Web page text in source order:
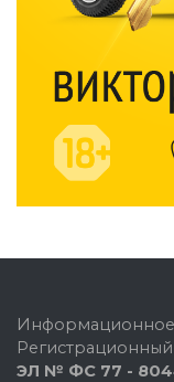
Информационное
ЭЛ № ФС 77 -